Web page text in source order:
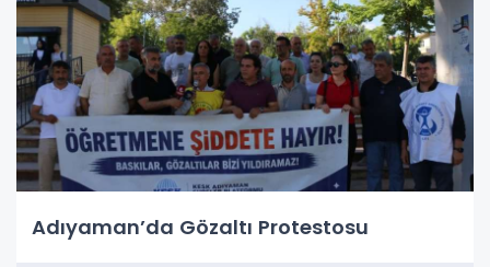
Adıyaman’da Gözaltı Protestosu